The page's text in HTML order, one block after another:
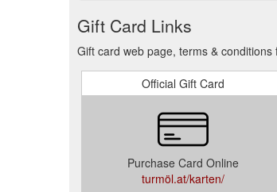
Gift Card Links
Gift card web page, terms & conditions
Official Gift Card
Purchase Card Online
turmöl.at/karten/